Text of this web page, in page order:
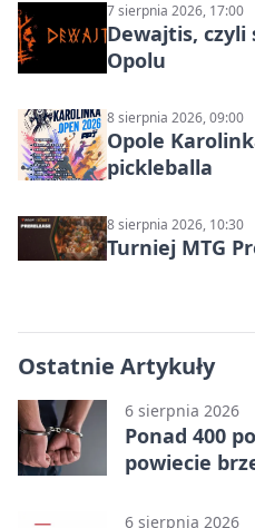
7 sierpnia 2026, 17:00
Dewajtis,
Opolu
8 sierpnia 2026, 09:00
Opole
pickleballa
8 sierpnia 2026, 10:30
Turniej MTG
Ostatnie Artykuły
6 sierpnia 2026
Ponad 400
powiecie
6 sierpnia 2026